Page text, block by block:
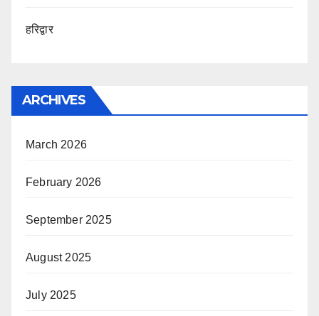
हरिद्वार
ARCHIVES
March 2026
February 2026
September 2025
August 2025
July 2025